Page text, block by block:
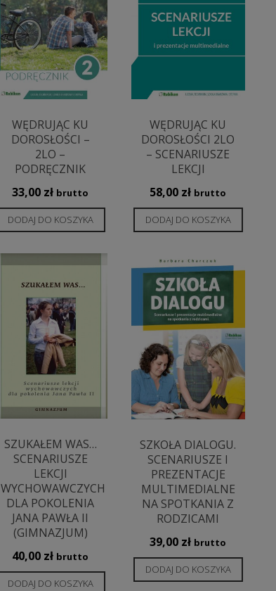
WĘDRUJĄC KU
DOROSŁOŚCI –
2LO –
PODRĘCZNIK
33,00 zł brutto
DODAJ DO KOSZYKA
WĘDRUJĄC KU
DOROSŁOŚCI 2LO
– SCENARIUSZE
LEKCJI
58,00 zł brutto
DODAJ DO KOSZYKA
SZUKAŁEM WAS…
SCENARIUSZE
LEKCJI
WYCHOWAWCZYCH
DLA POKOLENIA
JANA PAWŁA II
(GIMNAZJUM)
40,00 zł brutto
DODAJ DO KOSZYKA
SZKOŁA DIALOGU.
SCENARIUSZE I
PREZENTACJE
MULTIMEDIALNE
NA SPOTKANIA Z
RODZICAMI
39,00 zł brutto
DODAJ DO KOSZYKA